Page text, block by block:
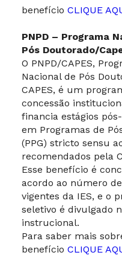
benefício CLIQUE
PNPD – Programa
Pós Doutorado/
O PNPD/CAPES,
Nacional de Pós
CAPES, é um
concessão
financia estágios
em Programas de
(PPG) stricto sensu
recomendados pela
Esse benefício é
acordo ao número
vigentes da IES, e o
seletivo é divulgado
instrucional.
Para saber mais
benefício CLIQUE